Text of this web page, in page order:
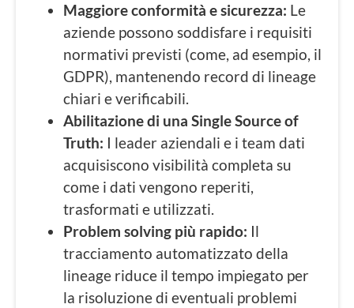
Maggiore conformità e sicurezza: Le
aziende possono soddisfare i requisiti
normativi previsti (come, ad esempio, il
GDPR), mantenendo record di lineage
chiari e verificabili.
Abilitazione di una Single Source of
Truth: I leader aziendali e i team dati
acquisiscono visibilità completa su
come i dati vengono reperiti,
trasformati e utilizzati.
Problem solving più rapido: Il
tracciamento automatizzato della
lineage riduce il tempo impiegato per
la risoluzione di eventuali problemi